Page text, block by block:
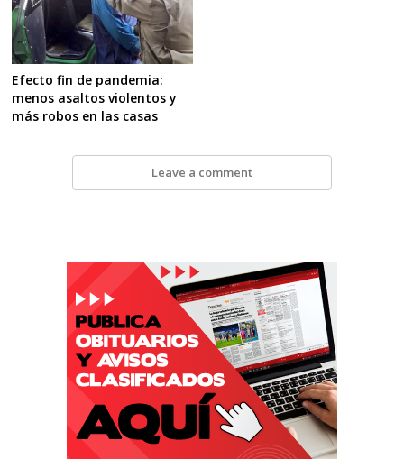
Efecto fin de pandemia:
menos asaltos violentos y
más robos en las casas
Leave a comment